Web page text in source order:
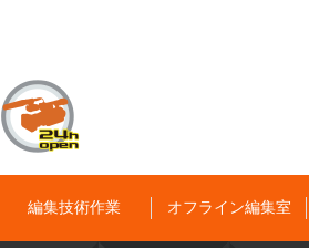
編集技術作業 オフライン編集室